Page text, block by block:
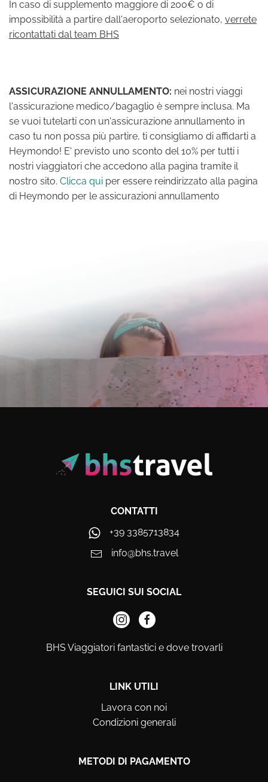
In caso di supplemento maggiore di 200€ o di
impossibilità a partire dall'aeroporto selezionato, verrete
ricontattati dal team BHS
ASSICURAZIONE ANNULLAMENTO: nei nostri viaggi
l'assicurazione medico/bagaglio è sempre inclusa. Ma
se vuoi tutelarti con un'assicurazione annullamento in
caso tu non possa più partire, ti consigliamo di affidarti a
Heymondo! E' previsto uno sconto del 10% per tutti i
nostri viaggiatori che accedono alla pagina tramite il
nostro sito. Clicca qui per essere reindirizzato alla pagina
di Heymondo per le assicurazioni annullamento
CONTATTI
+39 3385713834
info@bhs.travel
SEGUICI SUI SOCIAL
BHS Viaggiatori fantastici e dove trovarli
LINK UTILI
Lavora con noi
Condizioni generali
METODI DI PAGAMENTO